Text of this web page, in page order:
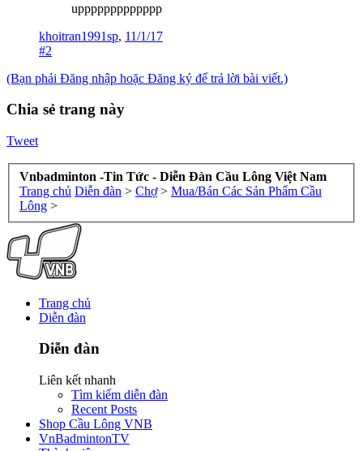
uppppppppppppp
khoitran1991sp, 11/1/17
#2
(Bạn phải Đăng nhập hoặc Đăng ký để trả lời bài viết.)
Chia sẻ trang này
Tweet
Vnbadminton -Tin Tức - Diễn Đàn Cầu Lông Việt Nam
Trang chủ Diễn đàn > Chợ > Mua/Bán Các Sản Phẩm Cầu
Lông >
Trang chủ
Diễn đàn
Diễn đàn
Liên kết nhanh
Tìm kiếm diễn đàn
Recent Posts
Shop Cầu Lông VNB
VnBadmintonTV